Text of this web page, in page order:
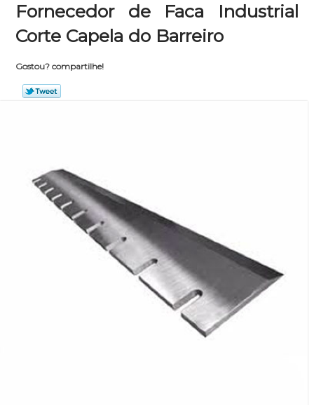
Fornecedor de Faca Industrial
Corte Capela do Barreiro
Gostou? compartilhe!